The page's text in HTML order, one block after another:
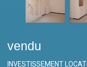
vendu
INVESTISSEMENT